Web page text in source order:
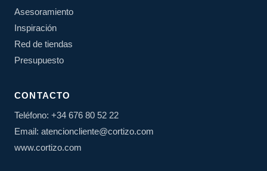
Asesoramiento
Inspiración
Red de tiendas
Presupuesto
CONTACTO
Teléfono: +34 676 80 52 22
Email: atencioncliente@cortizo.com
www.cortizo.com